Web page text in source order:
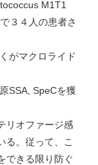
M1T1
３４人の患者さ
がマクロライド
SSA, SpeCを獲
リオファージ感
る。従って、こ
できる限り防ぐ